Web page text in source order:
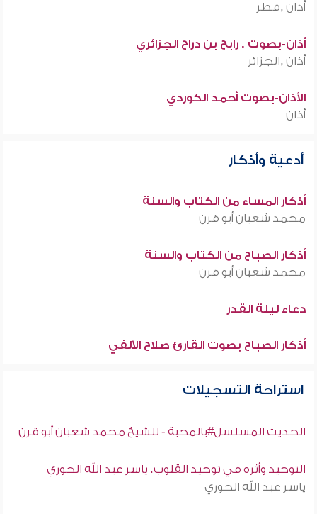
أذان ,قطر
أذان-بصوت . رابح بن دراح الجزائري
أذان ,الجزائر
الأذان-بصوت أحمد الكوردي
أذان
أدعية وأذكار
أذكار المساء من الكتاب والسنة
محمد شعبان أبو قرن
أذكار الصباح من الكتاب والسنة
محمد شعبان أبو قرن
دعاء ليلة القدر
أذكار الصباح بصوت القارئ صلاح الألفي
استراحة التسجيلات
الحديث المسلسل#بالمحبة - للشيخ محمد شعبان أبو قرن
التوحيد وأثره في توحيد القلوب. ياسر عبد الله الحوري
ياسر عبد الله الحوري